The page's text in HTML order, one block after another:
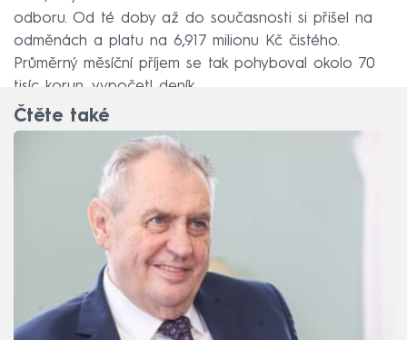
odboru. Od té doby až do současnosti si přišel na
odměnách a platu na 6,917 milionu Kč čistého.
Průměrný měsíční příjem se tak pohyboval okolo 70
tisíc korun, vypočetl deník.
Čtěte také